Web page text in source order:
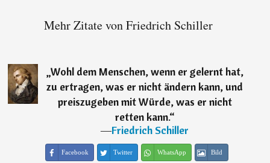
Mehr Zitate von Friedrich Schiller
„Wohl dem Menschen, wenn er gelernt hat,
zu ertragen, was er nicht ändern kann, und
preiszugeben mit Würde, was er nicht
retten kann.“
―Friedrich Schiller
Facebook Twitter WhatsApp Bild